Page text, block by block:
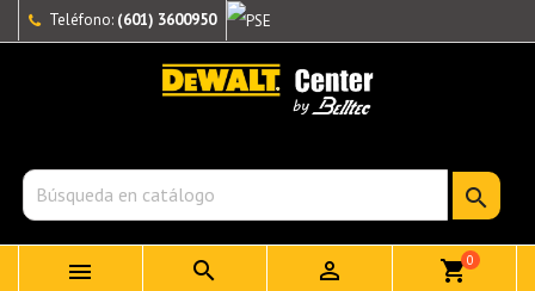
Teléfono: (601) 3600950

   shopping_cart0